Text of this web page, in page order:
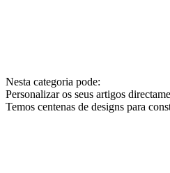
Nesta categoria pode:
Personalizar os seus artigos
Temos centenas de designs para